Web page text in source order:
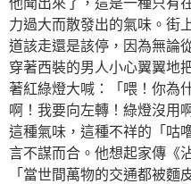
力過大而散發出的氣味。街
道該走還是該停，因為無論
穿著西裝的男人小心翼翼地
著紅綠燈大喊：「喂！你為
啊！我要向左轉！綠燈沒用
這種氣味，這種不祥的「咕
言不謀而合。他想起家傳《
「當世間萬物的交通都被